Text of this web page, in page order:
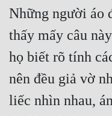
Xuyên Nhanh
Xuyên Sách
Xuyên Thư
Điền Văn
Những người áo
thấy mấy câu
họ biết rõ tính
nên đều giả vờ
liếc nhìn nhau,